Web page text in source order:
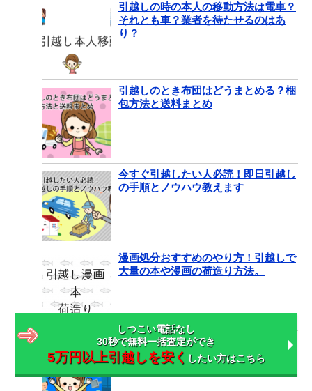
引越しの時の本人の移動方法は電車？
それとも車？業者を待たせるのはあ
り？
引越しのとき布団はどうまとめる？梱
包方法と送料まとめ
今すぐ引越したい人必読！即日引越し
の手順とノウハウ教えます
漫画処分おすすめのやり方！引越しで
大量の本や漫画の荷造り方法。
引越し前の掃除はどこまでやる？便利
グッズと時短テクニックもご紹介
しつこい電話なし
30秒で無料一括査定ができ
5万円以上引越しを安く したい方はこちら